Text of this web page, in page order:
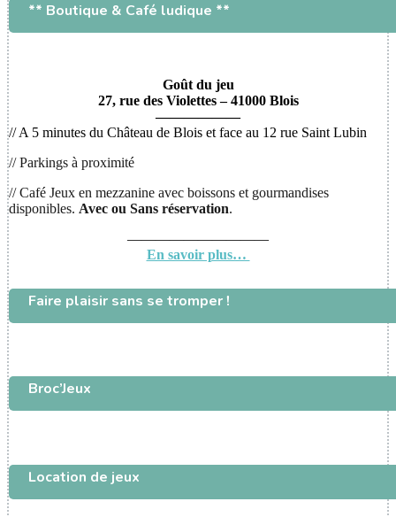
** Boutique & Café ludique **
Goût du jeu
27, rue des Violettes – 41000 Blois
——————
// A 5 minutes du Château de Blois et face au 12 rue Saint Lubin
// Parkings à proximité
// Café Jeux en mezzanine avec boissons et gourmandises
disponibles. Avec ou Sans réservation.
——————————
En savoir plus…
Faire plaisir sans se tromper !
Broc’Jeux
Location de jeux